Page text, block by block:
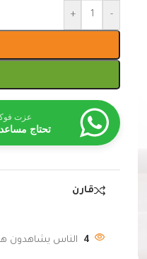
-
+
عزت
تحتاج
قارن
4 الناس يشاهدون